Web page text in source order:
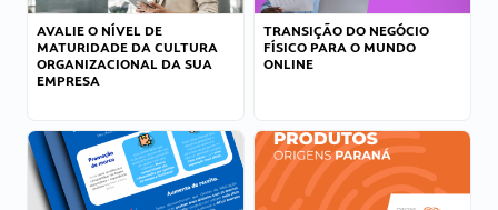
AVALIE O NÍVEL DE
MATURIDADE DA CULTURA
ORGANIZACIONAL DA SUA
EMPRESA
TRANSIÇÃO DO NEGÓCIO
FÍSICO PARA O MUNDO
ONLINE